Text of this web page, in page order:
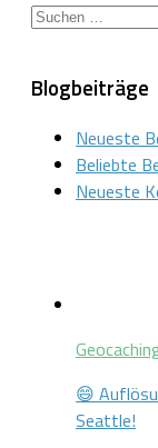
Suchen
Blogbeiträge
Neueste
Beliebte
Neueste
😄
Seattle!